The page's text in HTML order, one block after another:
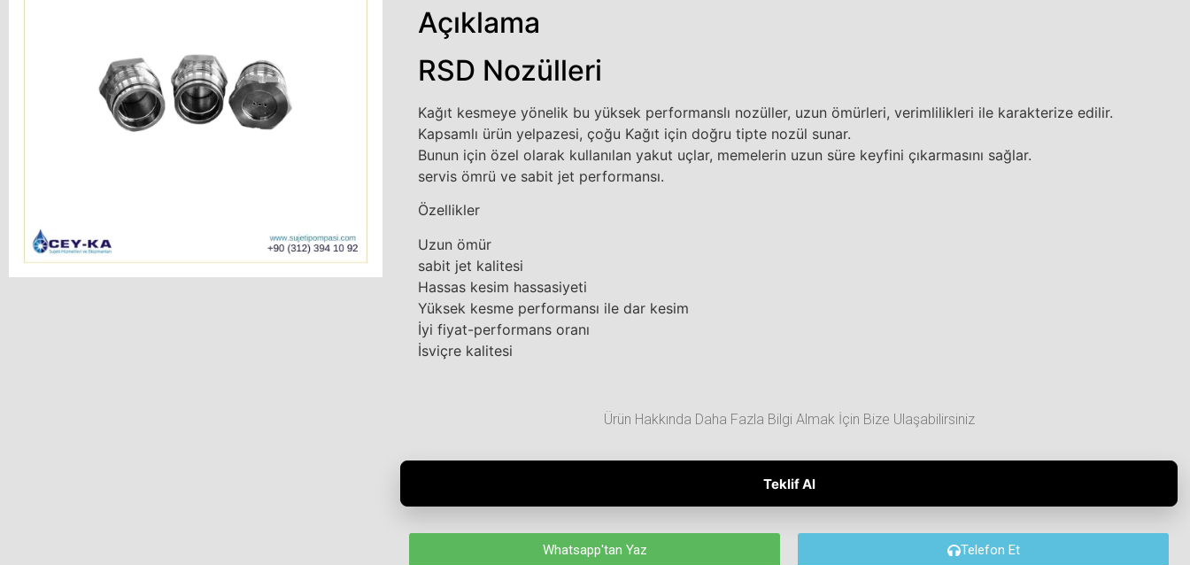
Açıklama
RSD Nozülleri
Kağıt kesmeye yönelik bu yüksek performanslı nozüller, uzun ömürleri, verimlilikleri ile karakterize edilir.
Kapsamlı ürün yelpazesi, çoğu Kağıt için doğru tipte nozül sunar.
Bunun için özel olarak kullanılan yakut uçlar, memelerin uzun süre keyfini çıkarmasını sağlar.
servis ömrü ve sabit jet performansı.
Özellikler
Uzun ömür
sabit jet kalitesi
Hassas kesim hassasiyeti
Yüksek kesme performansı ile dar kesim
İyi fiyat-performans oranı
İsviçre kalitesi
Ürün Hakkında Daha Fazla Bilgi Almak İçin Bize Ulaşabilirsiniz
Teklif Al
Whatsapp'tan Yaz Telefon Et